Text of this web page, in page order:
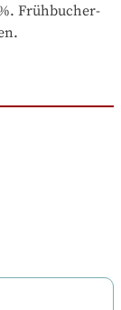
Frühbucher-